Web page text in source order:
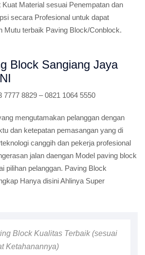
Material sesuai Penempatan dan
secara Profesional untuk dapat
Mutu terbaik Paving Block/Conblock.
Block Sangiang Jaya
7777 8829 – 0821 1064 5550
mengutamakan pelanggan dengan
dan ketepatan pemasangan yang di
canggih dan pekerja profesional
jalan daengan Model paving block
pilihan pelanggan. Paving Block
Hanya disini Ahlinya Super
Block Kualitas Terbaik (sesuai
Ketahanannya)